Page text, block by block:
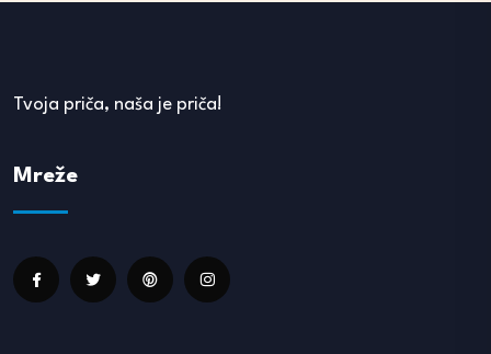
Tvoja priča, naša je priča!
Mreže